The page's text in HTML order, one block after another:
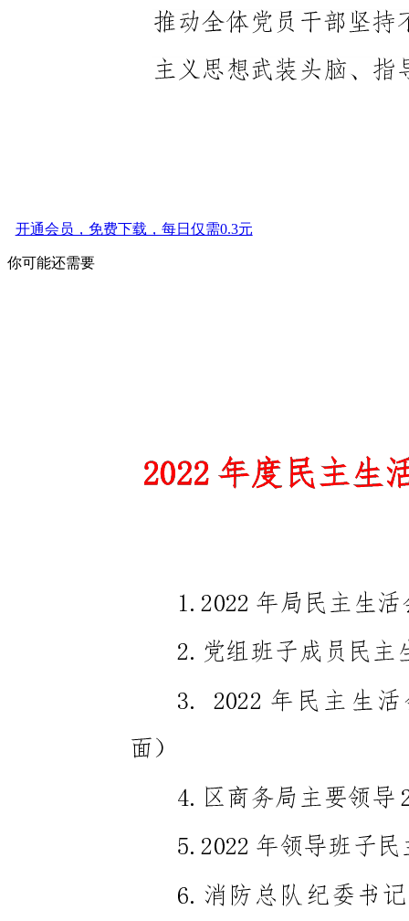
开通会员，免费下载，每日仅需0.3元
你可能还需要